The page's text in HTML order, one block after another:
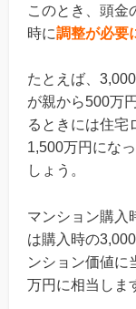
このとき、頭金
時に調整が必要
たとえば、
が親から500万
るときには住宅
1,500万円にな
しょう。
マンション購入
は購入時の
ンション価値に
万円に相当しま